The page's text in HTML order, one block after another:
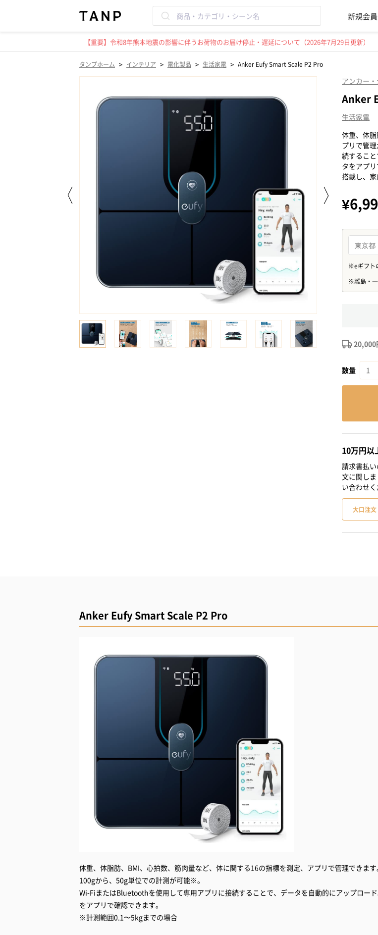
新規会
【重要】令和8年熊本地震の影響に伴うお荷物のお届け停止・遅延について（2026年7月29日更新）
タンプホーム > インテリア > 電化製品 > 生活家電 > Anker Eufy Smart Scale P2 Pro
アンカー
Anker
生活家電
体重、体
プリで管
続するこ
タをアプ
搭載し、家
20,000
数量
10万円以
請求書払
文に関し
い合わせく
大口注
Anker Eufy Smart Scale P2 Pro
体重、体脂肪、BMI、心拍数、筋肉量など、体に関する16の指標を測定、アプリで管理できま
100gから、50g単位での計測が可能※。
Wi-FiまたはBluetoothを使用して専用アプリに接続することで、データを自動的にアップロー
をアプリで確認できます。
※計測範囲0.1〜5kgまでの場合